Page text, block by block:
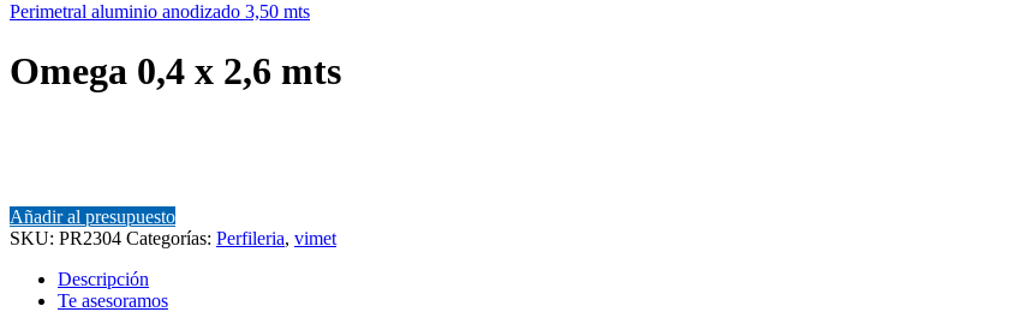
Perimetral aluminio anodizado 3,50 mts
Omega 0,4 x 2,6 mts
Añadir al presupuesto
SKU: PR2304 Categorías: Perfileria, vimet
Descripción
Te asesoramos